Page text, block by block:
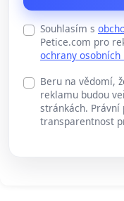
Souhlasím s
Petice.com pro
ochrany osobních
Beru na vědomí,
reklamu budou
stránkách. Právní
transparentnost